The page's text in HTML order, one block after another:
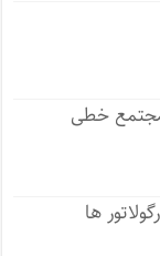
مجتمع خطی
ها